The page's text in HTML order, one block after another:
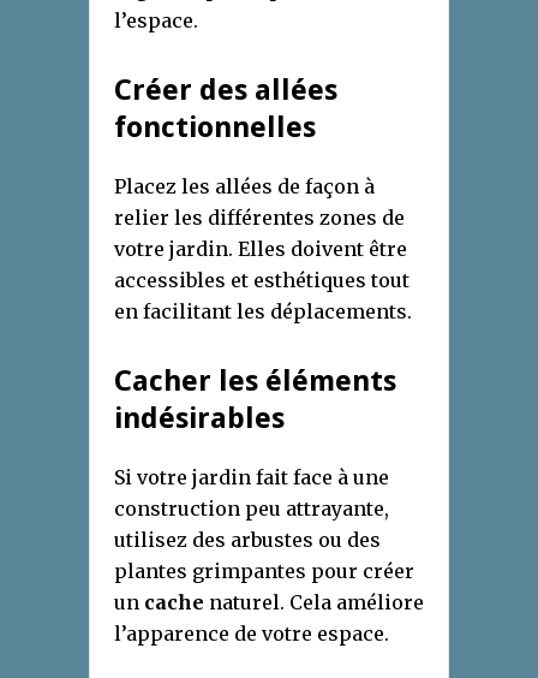
l’espace.
Créer des allées
fonctionnelles
Placez les allées de façon à
relier les différentes zones de
votre jardin. Elles doivent être
accessibles et esthétiques tout
en facilitant les déplacements.
Cacher les éléments
indésirables
Si votre jardin fait face à une
construction peu attrayante,
utilisez des arbustes ou des
plantes grimpantes pour créer
un cache naturel. Cela améliore
l’apparence de votre espace.